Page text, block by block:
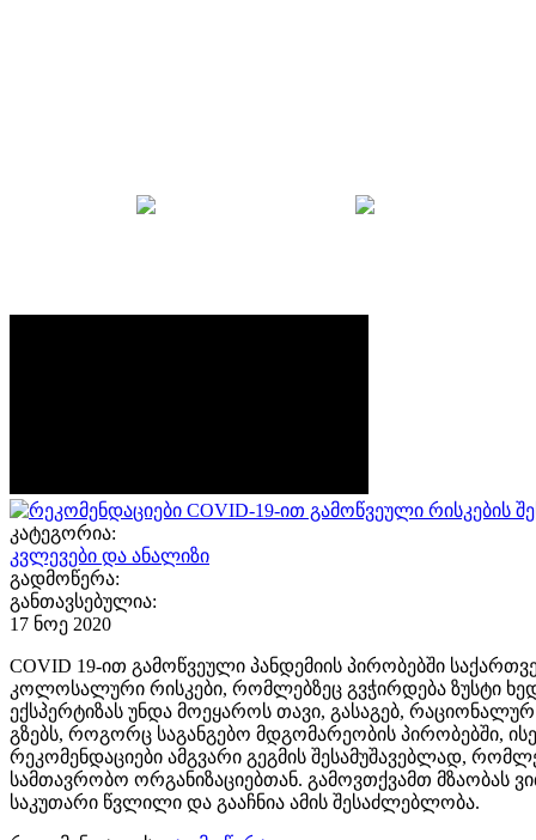
კატეგორია:
კვლევები და ანალიზი
გადმოწერა:
განთავსებულია:
17 ნოე 2020
COVID 19-ით გამოწვეული პანდემიის პირობებში
კოლოსალური რისკები, რომლებზეც გვჭირდება ზუსტი
ექსპერტიზას უნდა მოეყაროს თავი, გასაგებ,
გზებს, როგორც საგანგებო მდგომარეობის პირობებში,
რეკომენდაციები ამგვარი გეგმის შესამუშავებლად,
სამთავრობო ორგანიზაციებთან. გამოვთქვამთ მზაობას
საკუთარი წვლილი და გააჩნია ამის შესაძლებლობა.